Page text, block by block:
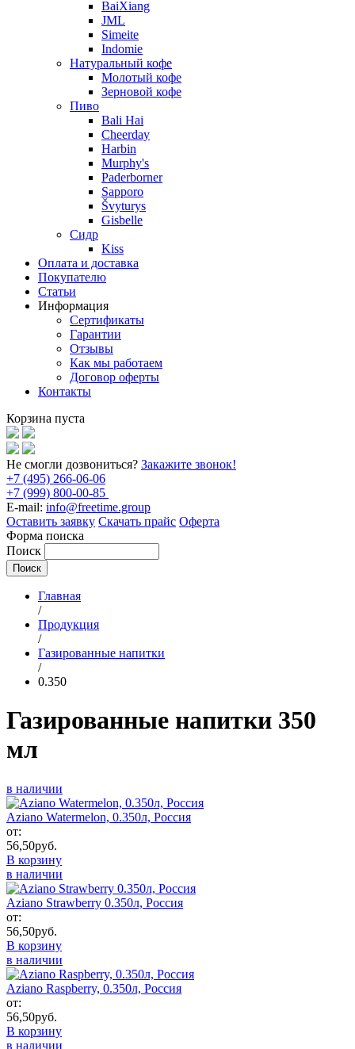
BaiXiang
JML
Simeite
Indomie
Натуральный кофе
Молотый кофе
Зерновой кофе
Пиво
Bali Hai
Cheerday
Harbin
Murphy's
Paderborner
Sapporo
Švyturys
Gisbelle
Сидр
Kiss
Оплата и доставка
Покупателю
Статьи
Информация
Сертификаты
Гарантии
Отзывы
Как мы работаем
Договор оферты
Контакты
Корзина пуста
Не смогли дозвониться? Закажите звонок!
+7 (495) 266-06-06
+7 (999) 800-00-85
E-mail: info@freetime.group
Оставить заявку Скачать прайс Оферта
Форма поиска
Поиск
Главная
/
Продукция
/
Газированные напитки
/
0.350
Газированные напитки 350
мл
в наличии
Aziano Watermelon, 0.350л,​​​​​​​ Россия
от:
56,50руб.
В корзину
в наличии
Aziano Strawberry 0.350л, Россия
от:
56,50руб.
В корзину
в наличии
Aziano Raspberry, 0.350л, Россия
от:
56,50руб.
В корзину
в наличии